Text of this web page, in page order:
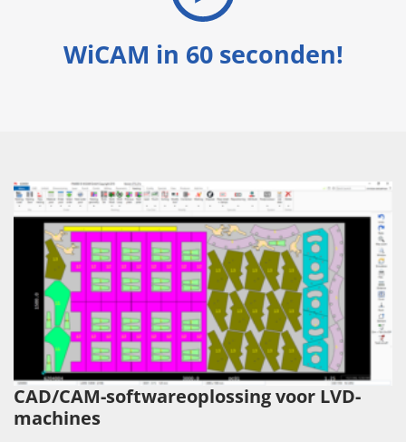
WiCAM in 60 seconden!
CAD/CAM-softwareoplossing voor LVD-
machines